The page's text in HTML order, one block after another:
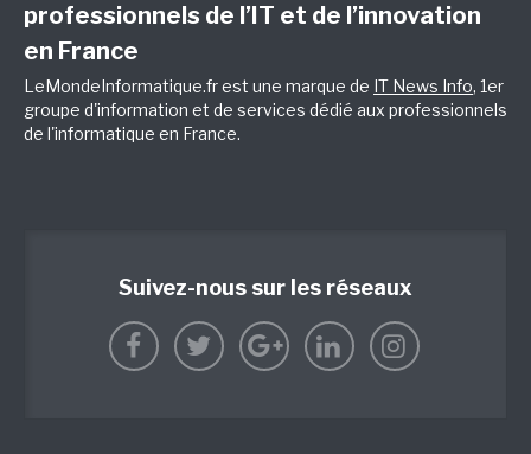
professionnels de l’IT et de l’innovation
en France
LeMondeInformatique.fr est une marque de IT News Info, 1er
groupe d'information et de services dédié aux professionnels
de l'informatique en France.
Suivez-nous sur les réseaux